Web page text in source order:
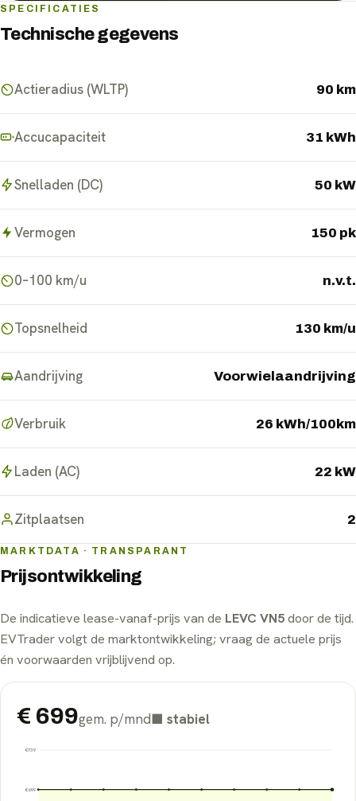
SPECIFICATIES
Technische gegevens
Actieradius (WLTP) 90 km
Accucapaciteit 31 kWh
Snelladen (DC) 50 kW
Vermogen 150 pk
0–100 km/u n.v.t.
Topsnelheid 130 km/u
Aandrijving Voorwielaandrijving
Verbruik 26 kWh/100km
Laden (AC) 22 kW
Zitplaatsen 2
MARKTDATA · TRANSPARANT
Prijsontwikkeling
De indicatieve lease-vanaf-prijs van de LEVC VN5door de tijd.
EVTrader volgt de marktontwikkeling; vraag de actuele prijs
én voorwaarden vrijblijvend op.
€ 699gem. p/mnd■ stabiel
€739
€699